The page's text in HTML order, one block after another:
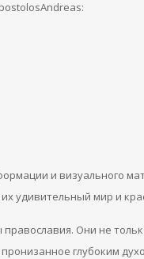
и визуального
удивительный мир и
Они не
глубоким